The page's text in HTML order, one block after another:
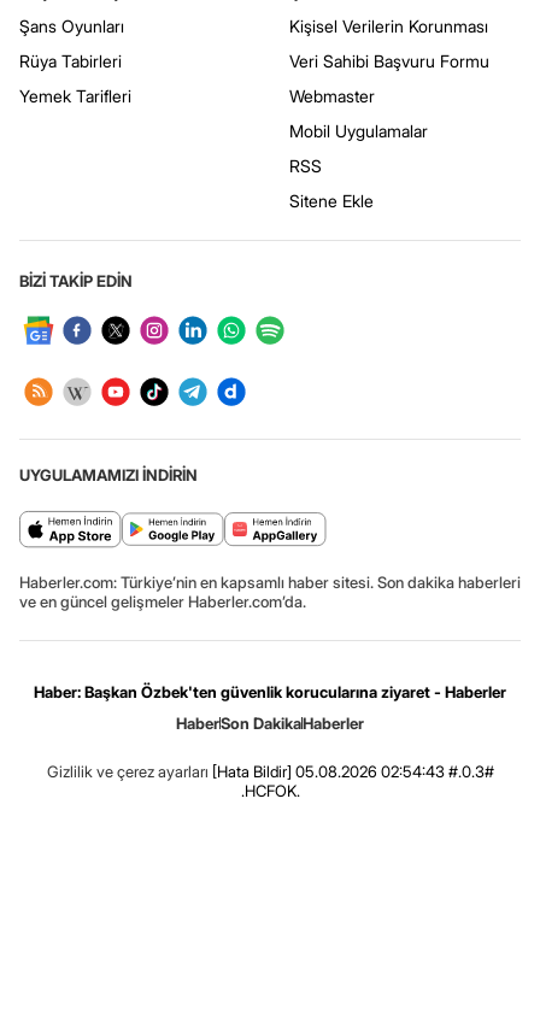
Şans Oyunları
Rüya Tabirleri
Yemek Tarifleri
Kişisel Verilerin Korunması
Veri Sahibi Başvuru Formu
Webmaster
Mobil Uygulamalar
RSS
Sitene Ekle
BİZİ TAKİP EDİN
UYGULAMAMIZI İNDİRİN
Haberler.com: Türkiye’nin en kapsamlı haber sitesi. Son dakika haberleri
ve en güncel gelişmeler Haberler.com’da.
Haber: Başkan Özbek'ten güvenlik korucularına ziyaret - Haberler
HaberSon DakikaHaberler
Gizlilik ve çerez ayarları [Hata Bildir] 05.08.2026 02:54:43 #.0.3#
.HCFOK.